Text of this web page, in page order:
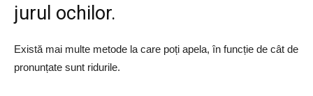
jurul ochilor.
Există mai multe metode la care poți apela, în funcție de cât de
pronunțate sunt ridurile.